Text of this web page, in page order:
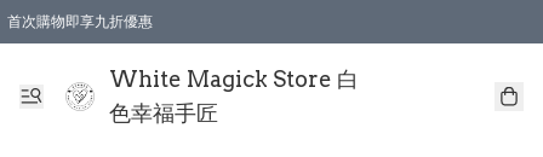
首次購物即享九折優惠
White Magick Store 白
色幸福手匠